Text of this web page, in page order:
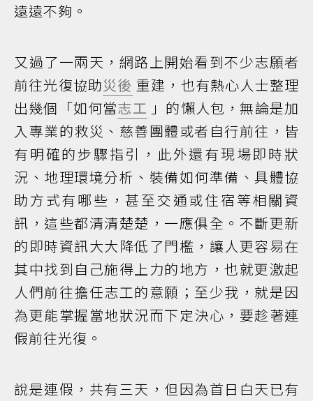
遠遠不夠。
又過了一兩天，網路上開始看到不少志願者
前往光復協助災後 重建，也有熱心人士整理
出幾個「如何當志工 」的懶人包，無論是加
入專業的救災、慈善團體或者自行前往，皆
有明確的步驟指引，此外還有現場即時狀
況、地理環境分析、裝備如何準備、具體協
助方式有哪些，甚至交通或住宿等相關資
訊，這些都清清楚楚，一應俱全。不斷更新
的即時資訊大大降低了門檻，讓人更容易在
其中找到自己施得上力的地方，也就更激起
人們前往擔任志工的意願；至少我，就是因
為更能掌握當地狀況而下定決心，要趁著連
假前往光復。
說是連假，共有三天，但因為首日白天已有